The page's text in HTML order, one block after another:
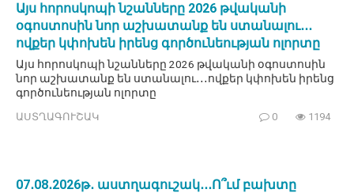
Այս հորոսկոպի նշանները 2026 թվականի
օգոստոսին նոր աշխատանք են ստանալու․․․
ովքեր կփոխեն իրենց գործունեության ոլորտը
Այս հորոսկոպի նշանները 2026 թվականի օգոստոսին
նոր աշխատանք են ստանալու․․․ովքեր կփոխեն իրենց
գործունեության ոլորտը
ԱՍՏՂԱԳՈՒՇԱԿ 0 1194
07․08․2026թ․ աստղագուշակ․․․Ո՞ւմ բախտը